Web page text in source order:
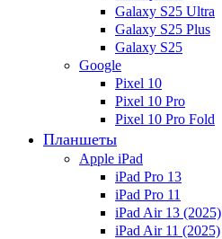
Galaxy S25 Ultra
Galaxy S25 Plus
Galaxy S25
Google
Pixel 10
Pixel 10 Pro
Pixel 10 Pro Fold
Планшеты
Apple iPad
iPad Pro 13
iPad Pro 11
iPad Air 13 (2025)
iPad Air 11 (2025)